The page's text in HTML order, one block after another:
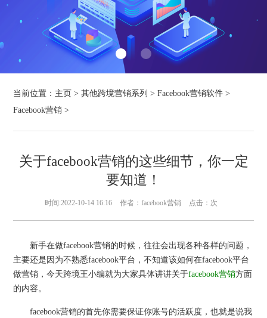
当前位置： 主页 >其他跨境营销系列 >Facebook营销软件 >
Facebook营销 >
关于facebook营销的这些细节，你一定
要知道！
时间:2022-10-14 16:16 作者：facebook营销 点击： 次
新手在做facebook营销的时候，往往会出现各种各样的问题，
主要还是因为不熟悉facebook平台，不知道该如何在facebook平台
做营销，今天跨境王小编就为大家具体讲讲关于facebook营销方面
的内容。
facebook营销的首先你需要保证你账号的活跃度，也就是说我